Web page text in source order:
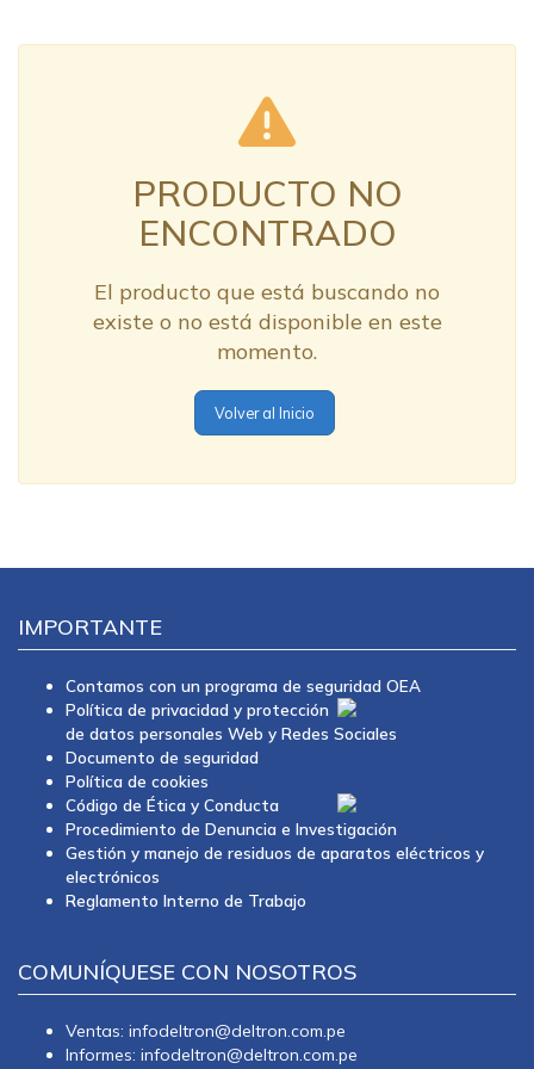
PRODUCTO NO
ENCONTRADO
El producto que está buscando no
existe o no está disponible en este
momento.
Volver al Inicio
IMPORTANTE
Contamos con un programa de seguridad OEA
Política de privacidad y protección
de datos personales Web y Redes Sociales
Documento de seguridad
Política de cookies
Código de Ética y Conducta
Procedimiento de Denuncia e Investigación
Gestión y manejo de residuos de aparatos eléctricos y
electrónicos
Reglamento Interno de Trabajo
COMUNÍQUESE CON NOSOTROS
Ventas: infodeltron@deltron.com.pe
Informes: infodeltron@deltron.com.pe